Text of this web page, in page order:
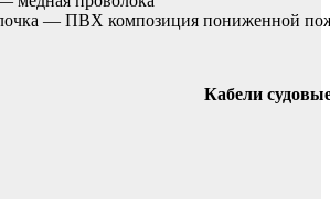
— ПВХ композиция пониженной
Кабели